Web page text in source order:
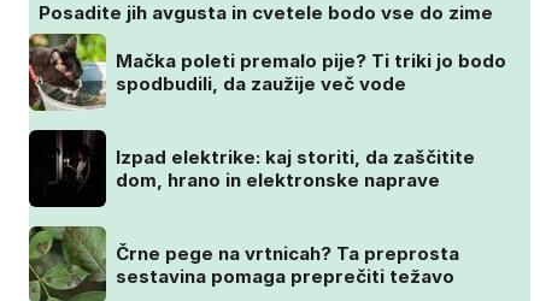
Posadite jih avgusta in cvetele bodo vse do zime
Mačka poleti premalo pije? Ti triki jo bodo
spodbudili, da zaužije več vode
Izpad elektrike: kaj storiti, da zaščitite
dom, hrano in elektronske naprave
Črne pege na vrtnicah? Ta preprosta
sestavina pomaga preprečiti težavo